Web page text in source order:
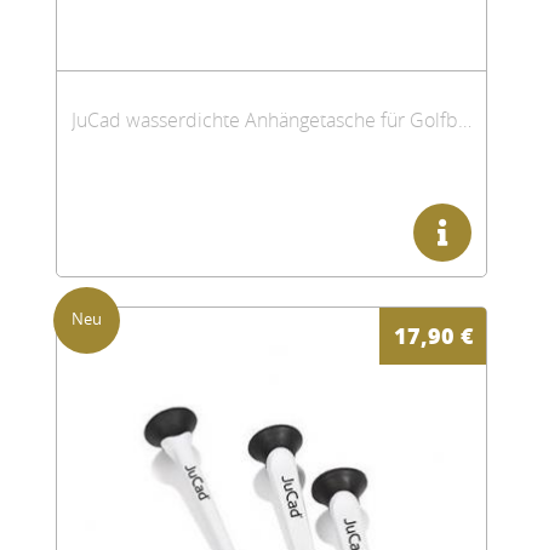
JuCad wasserdichte Anhängetasche für Golfbags
17,90 €